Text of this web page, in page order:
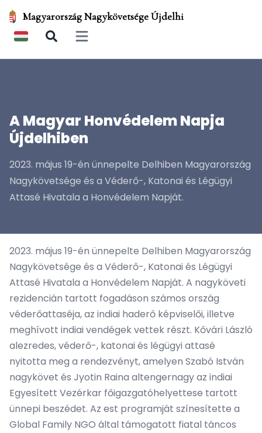
Magyarország Nagykövetsége Újdelhi
Open main menu
A Magyar Honvédelem Napja
Újdelhiben
2023. május 19-én ünnepelte Delhiben Magyarország
Nagykövetsége és a Véderő-, Katonai és Légügyi
Attasé Hivatala a Honvédelem Napját.
2023. május 19-én ünnepelte Delhiben Magyarország
Nagykövetsége és a Véderő-, Katonai és Légügyi
Attasé Hivatala a Honvédelem Napját. A nagyköveti
rezidencián tartott fogadáson számos ország
véderőattaséja, az indiai haderő képviselői, illetve
meghívott indiai vendégek vettek részt. Kővári László
alezredes, véderő-, katonai és légügyi attasé
nyitotta meg a rendezvényt, amelyen Szabó István
nagykövet és Jyotin Raina altengernagy az indiai
Egyesített Vezérkar főigazgatóhelyettese tartott
ünnepi beszédet. Az est programját színesítette a
Global Family NGO által támogatott fiatal táncos